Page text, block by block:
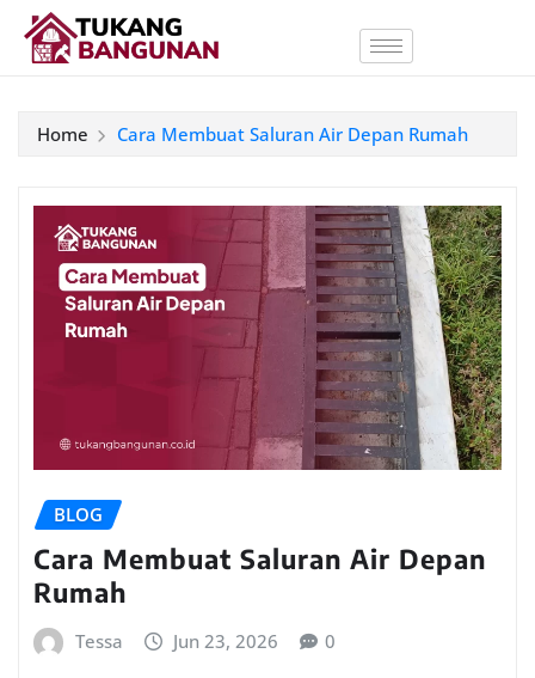
Home Cara Membuat Saluran Air Depan Rumah
BLOG
Cara Membuat Saluran Air Depan
Rumah
Tessa Jun 23, 2026 0